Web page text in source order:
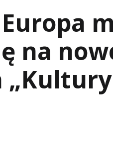
na
„Kultury